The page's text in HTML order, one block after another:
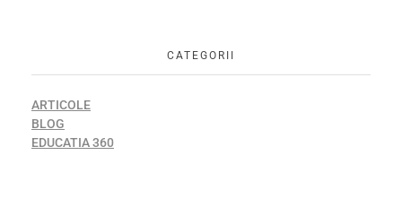
CATEGORII
ARTICOLE
BLOG
EDUCATIA 360